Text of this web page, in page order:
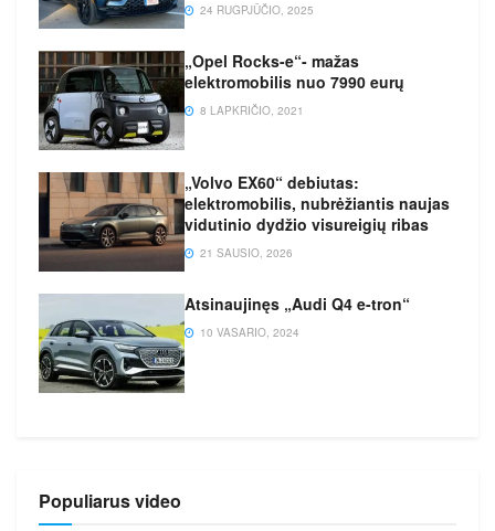
24 RUGPJŪČIO, 2025
„Opel Rocks-e“- mažas
elektromobilis nuo 7990 eurų
8 LAPKRIČIO, 2021
„Volvo EX60“ debiutas:
elektromobilis, nubrėžiantis naujas
vidutinio dydžio visureigių ribas
21 SAUSIO, 2026
Atsinaujinęs „Audi Q4 e-tron“
10 VASARIO, 2024
Populiarus video